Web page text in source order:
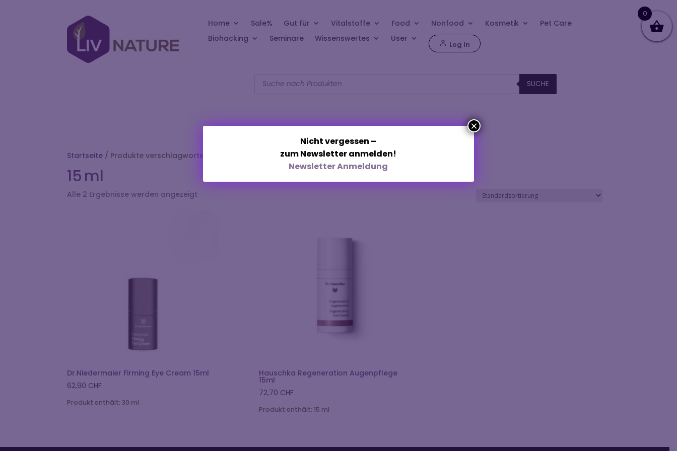
Home Sale% Gut für Vitalstoffe Food Nonfood Kosmetik
Pet Care
Biohacking
Seminare Wissenswertes User
Log In
search SUCHE
Startseite/ Produkte verschlagwortet mit „15 ml“
15 ml
Alle 2 Ergebnisse werden angezeigt
Dr.Niedermaier Firming Eye Cream 15ml
62,90 CHF
Produkt enthält: 30 ml
Hauschka Regeneration Augenpflege
15ml
72,70 CHF
Produkt enthält: 15 ml
Nicht vergessen –
zum Newsletter anmelden!
Newsletter Anmeldung
×
0